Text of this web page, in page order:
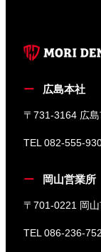
広島本社
〒731-3164 広
TEL 082-555-
岡山営業所
〒701-0221 岡
TEL 086-236-